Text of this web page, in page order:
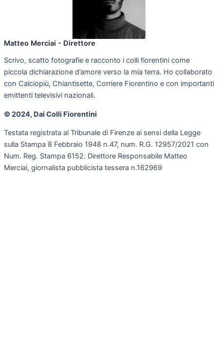
Matteo Merciai - Direttore
Scrivo, scatto fotografie e racconto i colli fiorentini come
piccola dichiarazione d’amore verso la mia terra. Ho collaborato
con Calciopiù, Chiantisette, Corriere Fiorentino e con importanti
emittenti televisivi nazionali.
© 2024, Dai Colli Fiorentini
Testata registrata al Tribunale di Firenze ai sensi della Legge
sulla Stampa 8 Febbraio 1948 n.47, num. R.G. 12957/2021 con
Num. Reg. Stampa 6152. Direttore Responsabile Matteo
Merciai, giornalista pubblicista tessera n.162969